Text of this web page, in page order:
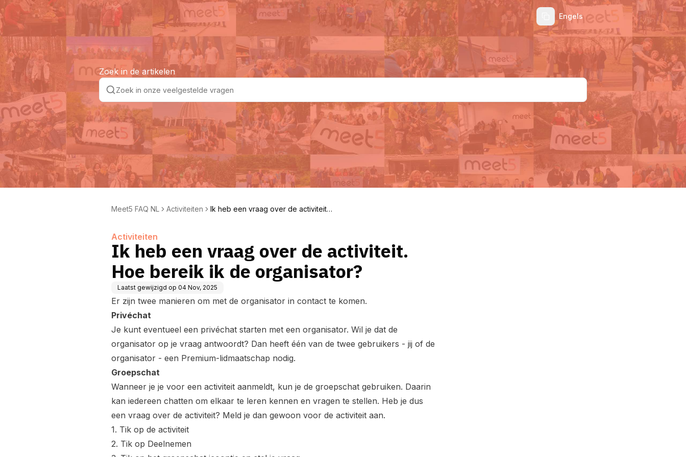
Engels
Zoek in de artikelen
Meet5 FAQ NL Activiteiten
Ik heb een vraag over de activiteit.
Activiteiten
Ik heb een vraag over de activiteit.
Hoe bereik ik de organisator?
Laatst gewijzigd op 04 Nov, 2025
Er zijn twee manieren om met de organisator in contact te komen.
Privéchat
Je kunt eventueel een privéchat starten met een organisator. Wil je dat de
organisator op je vraag antwoordt? Dan heeft één van de twee gebruikers - jij of de
organisator - een Premium-lidmaatschap nodig.
Groepschat
Wanneer je je voor een activiteit aanmeldt, kun je de groepschat gebruiken. Daarin
kan iedereen chatten om elkaar te leren kennen en vragen te stellen. Heb je dus
een vraag over de activiteit? Meld je dan gewoon voor de activiteit aan.
1. Tik op de activiteit
2. Tik op Deelnemen